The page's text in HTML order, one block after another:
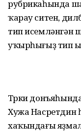
рубрикаһында
ҡарау ситен,
тип исемләнгән
уҡырһығыҙ тип
Төрки
Хужа Насретдин
хаҡындағы